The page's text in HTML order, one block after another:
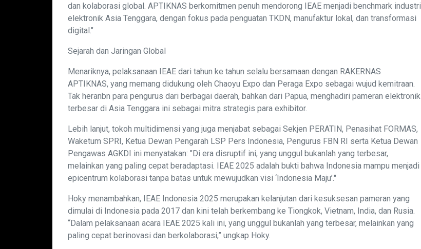
dan kolaborasi global. APTIKNAS berkomitmen penuh mendorong IEAE menjadi benchmark industri
elektronik Asia Tenggara, dengan fokus pada penguatan TKDN, manufaktur lokal, dan transformasi
digital."
Sejarah dan Jaringan Global
Menariknya, pelaksanaan IEAE dari tahun ke tahun selalu bersamaan dengan RAKERNAS
APTIKNAS, yang memang didukung oleh Chaoyu Expo dan Peraga Expo sebagai wujud kemitraan.
Tak heranbn para pengurus dari berbagai daerah, bahkan dari Papua, menghadiri pameran elektronik
terbesar di Asia Tenggara ini sebagai mitra strategis para exhibitor.
Lebih lanjut, tokoh multidimensi yang juga menjabat sebagai Sekjen PERATIN, Penasihat FORMAS,
Waketum SPRI, Ketua Dewan Pengarah LSP Pers Indonesia, Pengurus FBN RI serta Ketua Dewan
Pengawas AGKDI ini menyatakan: "Di era disruptif ini, yang unggul bukanlah yang terbesar,
melainkan yang paling cepat beradaptasi. IEAE 2025 adalah bukti bahwa Indonesia mampu menjadi
epicentrum kolaborasi tanpa batas untuk mewujudkan visi ‘Indonesia Maju’."
Hoky menambahkan, IEAE Indonesia 2025 merupakan kelanjutan dari kesuksesan pameran yang
dimulai di Indonesia pada 2017 dan kini telah berkembang ke Tiongkok, Vietnam, India, dan Rusia.
“Dalam pelaksanaan acara IEAE 2025 kali ini, yang unggul bukanlah yang terbesar, melainkan yang
paling cepat berinovasi dan berkolaborasi,” ungkap Hoky.